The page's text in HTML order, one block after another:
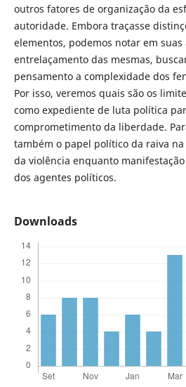
outros fatores de organização da
autoridade. Embora traçasse
elementos, podemos notar em suas
entrelaçamento das mesmas,
pensamento a complexidade dos
Por isso, veremos quais são os
como expediente de luta política
comprometimento da liberdade.
também o papel político da raiva
da violência enquanto
dos agentes políticos.
Downloads